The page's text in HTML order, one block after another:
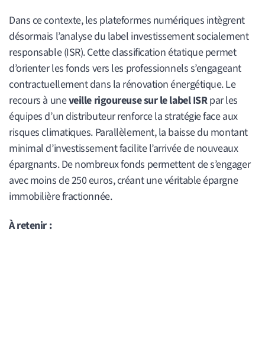
Dans ce contexte, les plateformes numériques intègrent
désormais l’analyse du label investissement socialement
responsable (ISR). Cette classification étatique permet
d’orienter les fonds vers les professionnels s’engageant
contractuellement dans la rénovation énergétique. Le
recours à uneveille rigoureuse sur le label ISRpar les
équipes d’un distributeur renforce la stratégie face aux
risques climatiques. Parallèlement, la baisse du montant
minimal d’investissement facilite l’arrivée de nouveaux
épargnants. De nombreux fonds permettent de s’engager
avec moins de 250 euros, créant une véritable épargne
immobilière fractionnée.
À retenir :